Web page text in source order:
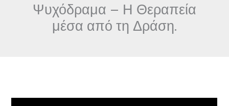
Ψυχόδραμα – Η Θεραπεία
μέσα από τη Δράση.